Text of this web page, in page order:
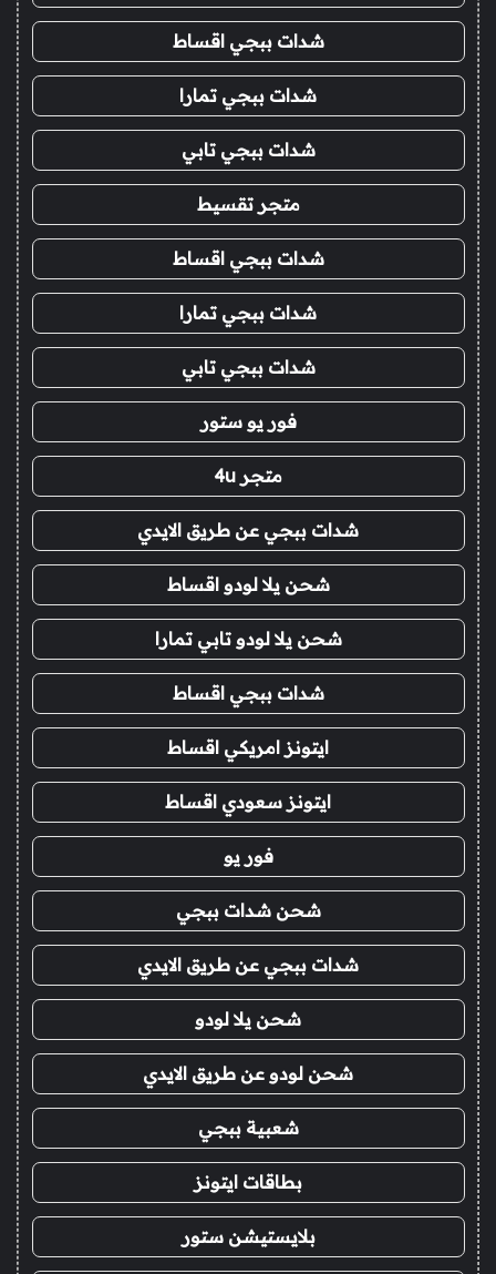
شدات ببجي اقساط
شدات ببجي تمارا
شدات ببجي تابي
متجر تقسيط
شدات ببجي اقساط
شدات ببجي تمارا
شدات ببجي تابي
فور يو ستور
متجر 4u
شدات ببجي عن طريق الايدي
شحن يلا لودو اقساط
شحن يلا لودو تابي تمارا
شدات ببجي اقساط
ايتونز امريكي اقساط
ايتونز سعودي اقساط
فور يو
شحن شدات ببجي
شدات ببجي عن طريق الايدي
شحن يلا لودو
شحن لودو عن طريق الايدي
شعبية ببجي
بطاقات ايتونز
بلايستيشن ستور